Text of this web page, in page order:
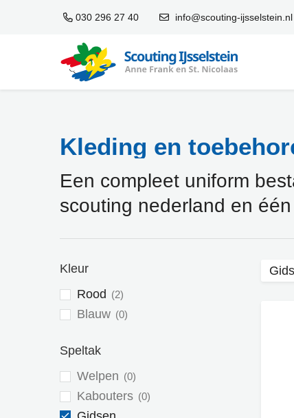
030 296 27 40 info@scouting-ijsselstein.nl
Kleding en
Een compleet uniform
scouting nederland en
Kleur
Rood
2
Blauw 0
Speltak
Welpen
0
Kabouters 0